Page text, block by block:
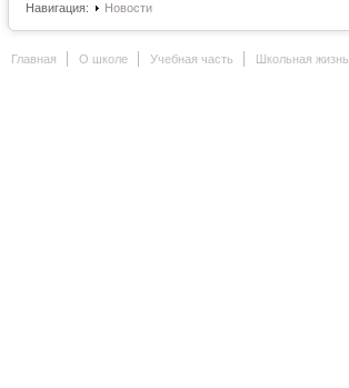
Навигация: Новости
Главная О школе Учебная часть Школьная жизнь